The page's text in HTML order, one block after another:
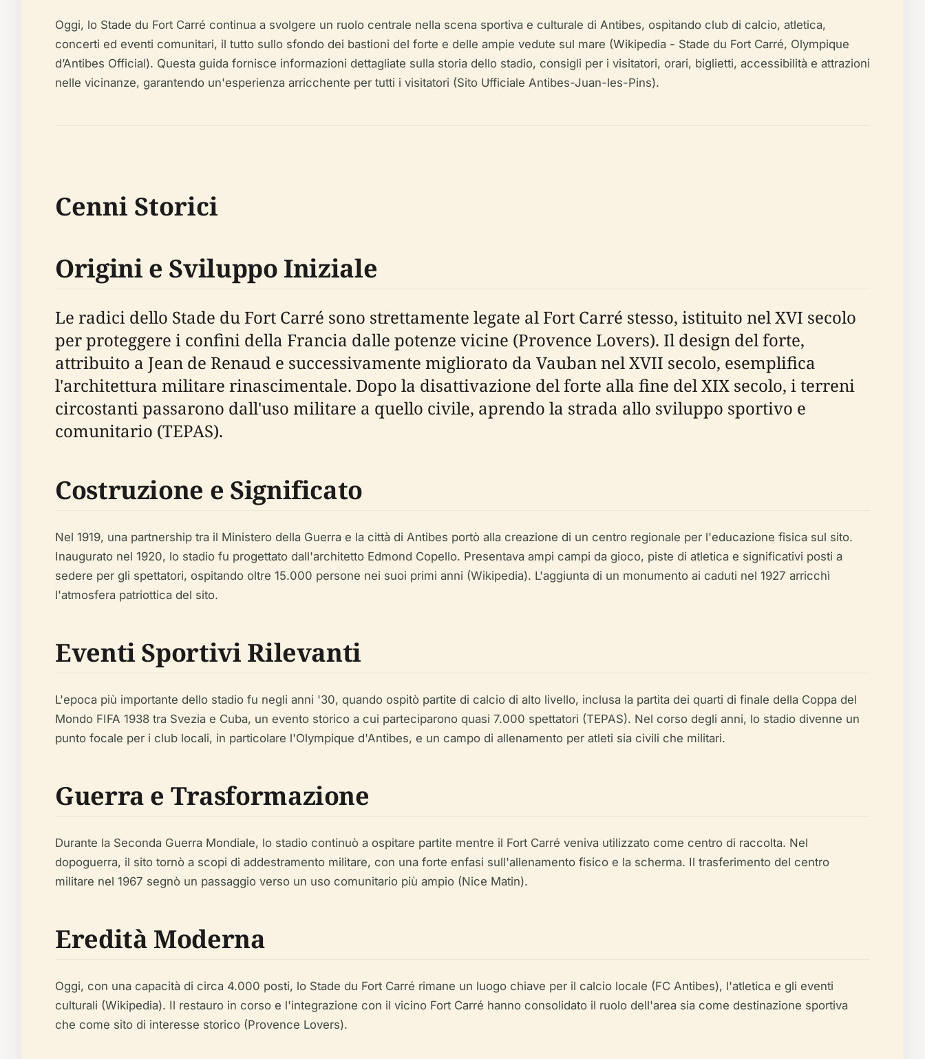
Oggi, lo Stade du Fort Carré continua a svolgere un ruolo centrale nella scena sportiva e culturale di Antibes, ospitando club di calcio, atletica,
concerti ed eventi comunitari, il tutto sullo sfondo dei bastioni del forte e delle ampie vedute sul mare (Wikipedia - Stade du Fort Carré, Olympique
d’Antibes Official). Questa guida fornisce informazioni dettagliate sulla storia dello stadio, consigli per i visitatori, orari, biglietti, accessibilità e attrazioni
nelle vicinanze, garantendo un'esperienza arricchente per tutti i visitatori (Sito Ufficiale Antibes-Juan-les-Pins).
Cenni Storici
Origini e Sviluppo Iniziale
Le radici dello Stade du Fort Carré sono strettamente legate al Fort Carré stesso, istituito nel XVI secolo
per proteggere i confini della Francia dalle potenze vicine (Provence Lovers). Il design del forte,
attribuito a Jean de Renaud e successivamente migliorato da Vauban nel XVII secolo, esemplifica
l'architettura militare rinascimentale. Dopo la disattivazione del forte alla fine del XIX secolo, i terreni
circostanti passarono dall'uso militare a quello civile, aprendo la strada allo sviluppo sportivo e
comunitario (TEPAS).
Costruzione e Significato
Nel 1919, una partnership tra il Ministero della Guerra e la città di Antibes portò alla creazione di un centro regionale per l'educazione fisica sul sito.
Inaugurato nel 1920, lo stadio fu progettato dall'architetto Edmond Copello. Presentava ampi campi da gioco, piste di atletica e significativi posti a
sedere per gli spettatori, ospitando oltre 15.000 persone nei suoi primi anni (Wikipedia). L'aggiunta di un monumento ai caduti nel 1927 arricchì
l'atmosfera patriottica del sito.
Eventi Sportivi Rilevanti
L'epoca più importante dello stadio fu negli anni '30, quando ospitò partite di calcio di alto livello, inclusa la partita dei quarti di finale della Coppa del
Mondo FIFA 1938 tra Svezia e Cuba, un evento storico a cui parteciparono quasi 7.000 spettatori (TEPAS). Nel corso degli anni, lo stadio divenne un
punto focale per i club locali, in particolare l'Olympique d'Antibes, e un campo di allenamento per atleti sia civili che militari.
Guerra e Trasformazione
Durante la Seconda Guerra Mondiale, lo stadio continuò a ospitare partite mentre il Fort Carré veniva utilizzato come centro di raccolta. Nel
dopoguerra, il sito tornò a scopi di addestramento militare, con una forte enfasi sull'allenamento fisico e la scherma. Il trasferimento del centro
militare nel 1967 segnò un passaggio verso un uso comunitario più ampio (Nice Matin).
Eredità Moderna
Oggi, con una capacità di circa 4.000 posti, lo Stade du Fort Carré rimane un luogo chiave per il calcio locale (FC Antibes), l'atletica e gli eventi
culturali (Wikipedia). Il restauro in corso e l'integrazione con il vicino Fort Carré hanno consolidato il ruolo dell'area sia come destinazione sportiva
che come sito di interesse storico (Provence Lovers).